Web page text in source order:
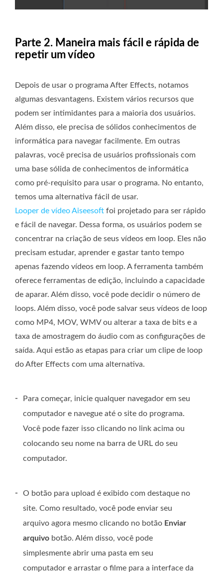
Parte 2. Maneira mais fácil e rápida de
repetir um vídeo
Depois de usar o programa After Effects, notamos
algumas desvantagens. Existem vários recursos que
podem ser intimidantes para a maioria dos usuários.
Além disso, ele precisa de sólidos conhecimentos de
informática para navegar facilmente. Em outras
palavras, você precisa de usuários profissionais com
uma base sólida de conhecimentos de informática
como pré-requisito para usar o programa. No entanto,
temos uma alternativa fácil de usar.
Looper de vídeo Aiseesoft foi projetado para ser rápido
e fácil de navegar. Dessa forma, os usuários podem se
concentrar na criação de seus vídeos em loop. Eles não
precisam estudar, aprender e gastar tanto tempo
apenas fazendo vídeos em loop. A ferramenta também
oferece ferramentas de edição, incluindo a capacidade
de aparar. Além disso, você pode decidir o número de
loops. Além disso, você pode salvar seus vídeos de loop
como MP4, MOV, WMV ou alterar a taxa de bits e a
taxa de amostragem do áudio com as configurações de
saída. Aqui estão as etapas para criar um clipe de loop
do After Effects com uma alternativa.
-
Para começar, inicie qualquer navegador em seu
computador e navegue até o site do programa.
Você pode fazer isso clicando no link acima ou
colocando seu nome na barra de URL do seu
computador.
-
O botão para upload é exibido com destaque no
site. Como resultado, você pode enviar seu
arquivo agora mesmo clicando no botão Enviar
arquivo botão. Além disso, você pode
simplesmente abrir uma pasta em seu
computador e arrastar o filme para a interface da